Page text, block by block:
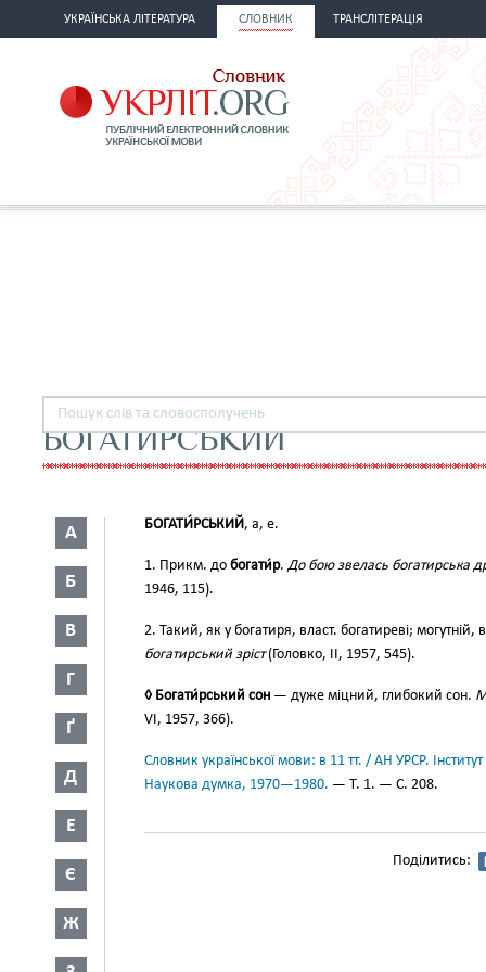
УКРАЇНСЬКА ЛІТЕРАТУРА СЛОВНИК ТРАНСЛІТЕРАЦІЯ
БОГАТИРСЬКИЙ
А
Б
В
Г
Ґ
Д
Е
Є
Ж
БОГАТИ́РСЬКИЙ, а, е.
1. Прикм. до богати́р.До бою звелась богатирська
1946, 115).
2. Такий, як у богатиря, власт. богатиреві;
богатирський зріст(Головко, II, 1957, 545).
◊ Богати́рський сон — дуже міцний, глибокий сон.
VI, 1957, 366).
Словник української мови: в 11 тт. / АН УРСР.
Наукова думка, 1970—1980. — Т. 1. — С. 208.
Поділитись: